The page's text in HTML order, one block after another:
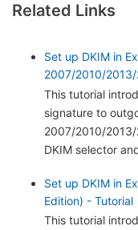
Related Links
Set up DKIM in
2007/2010/
This tutorial
signature to
2007/2010/
DKIM selector
Set up DKIM in
Edition) - Tutorial
This tutorial